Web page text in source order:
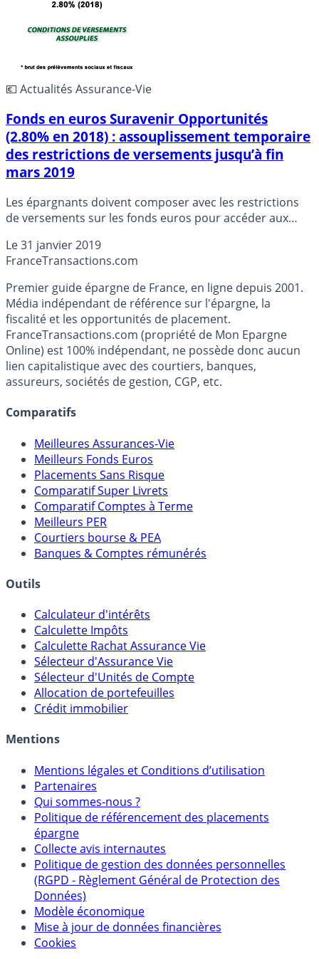
💶 Actualités Assurance-Vie
Fonds en euros Suravenir Opportunités
(2.80% en 2018) : assouplissement temporaire
des restrictions de versements jusqu’à fin
mars 2019
Les épargnants doivent composer avec les restrictions
de versements sur les fonds euros pour accéder aux
période de 2 mois d’assouplissement des conditions de
versement sur son fonds euros phare : Suravenir
Opportunités (rendement de 2.80% en 2018). Pousser les
épargnants à prendre des risques sur les unités de
compte, en cette période boursière pour le moins
incertaine, n’étant pas forcément une bonne idée.
Le31 janvier 2019
FranceTransactions.com
Premier guide épargne de France, en ligne depuis 2001.
Média indépendant de référence sur l'épargne, la
fiscalité et les opportunités de placement.
FranceTransactions.com (propriété de Mon Epargne
Online) est 100% indépendant, ne possède donc aucun
lien capitalistique avec des courtiers, banques,
assureurs, sociétés de gestion, CGP, etc.
Comparatifs
Meilleures Assurances-Vie
Meilleurs Fonds Euros
Placements Sans Risque
Comparatif Super Livrets
Comparatif Comptes à Terme
Meilleurs PER
Courtiers bourse & PEA
Banques & Comptes rémunérés
Outils
Calculateur d'intérêts
Calculette Impôts
Calculette Rachat Assurance Vie
Sélecteur d'Assurance Vie
Sélecteur d'Unités de Compte
Allocation de portefeuilles
Crédit immobilier
Mentions
Mentions légales et Conditions d’utilisation
Partenaires
Qui sommes-nous ?
Politique de référencement des placements
épargne
Collecte avis internautes
Politique de gestion des données personnelles
(RGPD - Règlement Général de Protection des
Données)
Modèle économique
Mise à jour de données financières
Cookies